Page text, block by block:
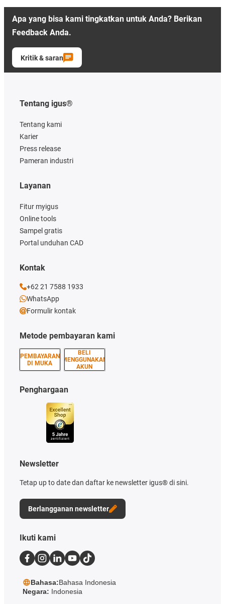
Apa yang bisa kami tingkatkan untuk Anda? Berikan
Feedback Anda.
Kritik & saran
Tentang igus®
Tentang kami
Karier
Press release
Pameran industri
Metode pembayaran kami
PEMBAYARAN
DI MUKA
BELI
MENGGUNAKAN
AKUN
Layanan
Fitur myigus
Online tools
Sampel gratis
Portal unduhan CAD
Penghargaan
Newsletter
Tetap up to date dan daftar ke newsletter igus® di sini.
Berlangganan newsletter
Kontak
+62 21 7588 1933
WhatsApp
Formulir kontak
Ikuti kami
Bahasa:Bahasa Indonesia
Negara: Indonesia